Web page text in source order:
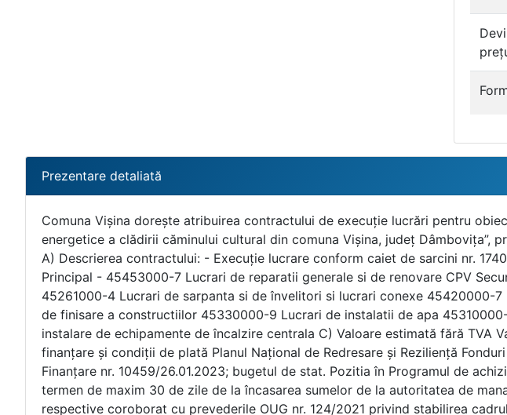
Prezentare detaliată
Comuna Vișina dorește atribuirea contractului de execuție lucrări pentru obiectivul de investiții intitulat ”Creșterea eficienței energetice a clădirii căminului cultural din comuna Vișina, județ Dâmbovița”, prin achiziție directă cu depunere / solicitare de oferte . A) Descrierea contractului: - Execuție lucrare conform caiet de sarcini nr. 1740 / 06.03.2024 și anexelor atașate B) Cod CPV CPV Principal - 45453000-7 Lucrari de reparatii generale si de renovare CPV Secundar - 45400000-1 Lucrari de finisare a constructiilor 45261000-4 Lucrari de sarpanta si de învelitori si lucrari conexe 45420000-7 Lucrari de tâmplarie si de dulgherie 45400000-1 Lucrari de finisare a constructiilor 45330000-9 Lucrari de instalatii de apa 45310000-3 Lucrari de instalatii electric 45331100-7 Lucrari de instalare de echipamente de încalzire centrala C) Valoare estimată fără TVA Valoare estimată: 777.527,03 lei (fără TVA) D) Sursă de finanțare și condiții de plată Planul Național de Redresare și Reziliență Fonduri europene nerambursabile PNRR – C10 – I3, Contract de Finanțare nr. 10459/26.01.2023; bugetul de stat. Pozitia în Programul de achiziții al al autorității contractante: 2 Plata se va realiza în termen de maxim 30 de zile de la încasarea sumelor de la autoritatea de management, pe baza înregistrării facturii aferente etapei respective coroborat cu prevederile OUG nr. 124/2021 privind stabilirea cadrului instituțional și financiar pentru gestionarea fondurilor europene alocate României prin Mecanismul de redresare și reziliență, precum și pentru modificarea ”Creșterea eficienței energetice a clădirii căminului cultural din comuna Vișina, județ Dâmbovița” și completarea Ordonanței de urgență a Guvernului nr. 155/2020 privind unele măsuri pentru elaborarea Planului național de redresare și reziliență necesar României pentru accesarea de fonduri externe rambursabile și nerambursabile în cadrul Mecanismului de redresare și reziliență, respectiv prin mecanismul cererilor de transfer. Astfel, după primirea tuturor documentelor aferente situației de lucrări, aprobarea acesteia de dirigintele de șantier, autoritatea contractantă depune la finanțator in maxim 10 zile lucrătoare cererea de transfer. În termen de 5 zile lucrătoare de la încasarea sumelor de finanțator, achizitorul va efectua plata pentru facturile incluse în cererea de transfer. Sunt permise recepții și plăți parțiale, conform graficului de livrare și plăți agreat de părți, pe faze determinate. În conformitate cu OUG 76/2023 pentru modificare și compeltarea ordonanței de urgență a Guvernului nr. 124/2021 privind stabilirea cadrului instituțional și financiar pentru gestionarea fondurilor europene alocate României prn Mecanismul de redresare și reziliență, precum și pentru modificarea și completarea Ordonanței de Urgență a Guvernului nr. 155/2020 privind unele măsuri pentru elaborarea Planului Național de Redresare și Reziliență , conform art. I, alin. 2, punctul 7, se pot acorda avansuri prin cereri de transfer, în cuantum de până la 13% din valoarea contractelor de achiziții încheiate, în vederea implementării proiectelor, pe baza previziunilor de etapă, după ordinul de începere. E) Cerințe de calificare Oferta va cuprinde: - Documentele de calificare solicitate pentru cerintele de calificare; - Propunerea tehnică insoțit de celelalte documente precizate în formular și în caietul de sarcini. - Propunerea financiară (Formularul de ofertă însoțit de devizul-ofertă). - Formularele tipizate solicitate de autoritatea contractantă; - clauzele contractuale însușite. Preţul ofertei va fi exprimat în lei (RON), fără TVA, numai cu două zecimale. Nu se acceptă oferte alternative. 1. Situaţia personală a participantului 1.1. Declaraţie privind neîncadrarea în prevederile art. 164, 165 și 167 din Legea nr. 98/2016 - se va prezenta completat Formularul nr. 2 „Declaraţie privind neîncadrarea în prevederile art. 164, 165 și 167 din Legea nr. 98/2016”(atat ofertantul, cat si subcontractantul/tertul sustinator vor declara pe propria raspundere ca nu se incadreaza in situatiile prevazute la art. 164, 165 și 167 din Legea nr. 98/2016). 1.2. Declaraţie privind neîncadrarea în prevederile art. 59 și 60 din din Legea nr. 98/2016 - se va prezenta completat Formularul nr. 3 „Declaraţie privind neîncadrarea în prevederile art. 59 și 60 din din Legea nr. 98/2016”. Persoanele cu funcție de decizie din cadrul autorității contractante sunt: Istrate Aurelian Jean - Primar Papa Ionut – Viceprimar Sultana Stefan – Secretar ”Creșterea eficienței energetice a clădirii căminului cultural din comuna Vișina, județ Dâmbovița” Matei Georgian – Contabil David Marius Aurelian – Responsabil achizitii publice Buibar Ion – consilier local Cergan Daniel – consilier local Diaconescu Iout Daniel – consilier local Dima Dumitru - consilier local Dragnea Ecaterina - consilier local Duta Marian - consilier local Ion Fanut – consilier local Matei Madalina – consilier local Mihaila Niculae – consilier local Nuta Petre – consilier local Pisica Ionut – consilier local Persoanele juridice responsabile cu întocmirea documentațiilor tehnico – economice incluse în Documentația de Atribuire (denumirea): BARSEL DESIGN S.R.L. Persoane juridice/consultant pentru derularea achiziției: PROJECTXPERT MANAGEMENT S.R.L. 1.3. Dovada privind îndeplinirea obligaţiilor de plată a impozitelor, taxelor şi contribuţiilor de asigurări sociale se vor prezenta: - Certificate de atestare fiscala privind plata obligațiilor restante către bugetul general consolidat de stat din care să reiasă faptul ca ofertantul nu are datorii restante la momentul prezentării acestuia; - pentru sediile sociale secundare „o declarație pe propria răspundere privind îndeplinirea obligațiilor de plată a impozitelor, taxelor sau contribuțiilor la bugetul general consolidat datorate”, din care să reiasă faptul ca ofertantul nu are datorii restante la momentul prezentării acestuia 2. Capacitatea de exercitare a activităţii profesionale 2.1. Certificat constatator eliberat de Registrul Comerţului - se va prezenta Certificatul constatator emis de Registrul Comerţului – ÎN COPIE